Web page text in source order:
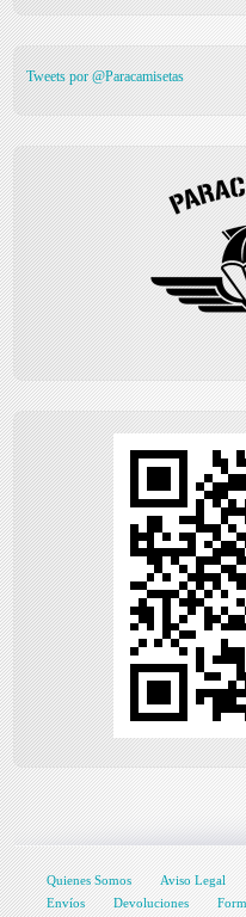
Tweets por @Paracamisetas
Quienes Somos Aviso Legal
Envíos
Devoluciones